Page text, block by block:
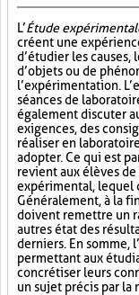
L’Étude
créent une
d’étudier les causes,
d’objets ou de
l’expérimentation.
séances de
également discuter
exigences, des
réaliser en
adopter. Ce qui est
revient aux élèves
expérimental, lequel
Généralement, à la
doivent remettre un
autres état des
derniers. En somme, l’
permettant aux
concrétiser leurs
un sujet précis par la